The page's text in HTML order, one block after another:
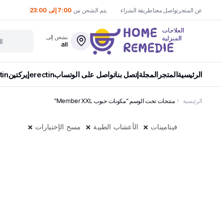
عن المتجرتواصل معناطريقة الشراء يتم الشحن من 7:00 إلى 23:00
نشحن إلى
all
الرئيسيةالمتجر المجلةإتصل بناتواصل على الوتسابerectinإيركتين
الرئيسية منتجات تحت الوسم “مكونات حبوب Member XXL”
مسح الإختيارات الأعشاب الطبية فيتامينات